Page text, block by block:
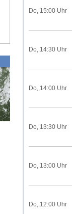
Do, 15:00 Uhr
Do, 14:30 Uhr
Do, 14:00 Uhr
Do, 13:30 Uhr
Do, 13:00 Uhr
Do, 12:00 Uhr